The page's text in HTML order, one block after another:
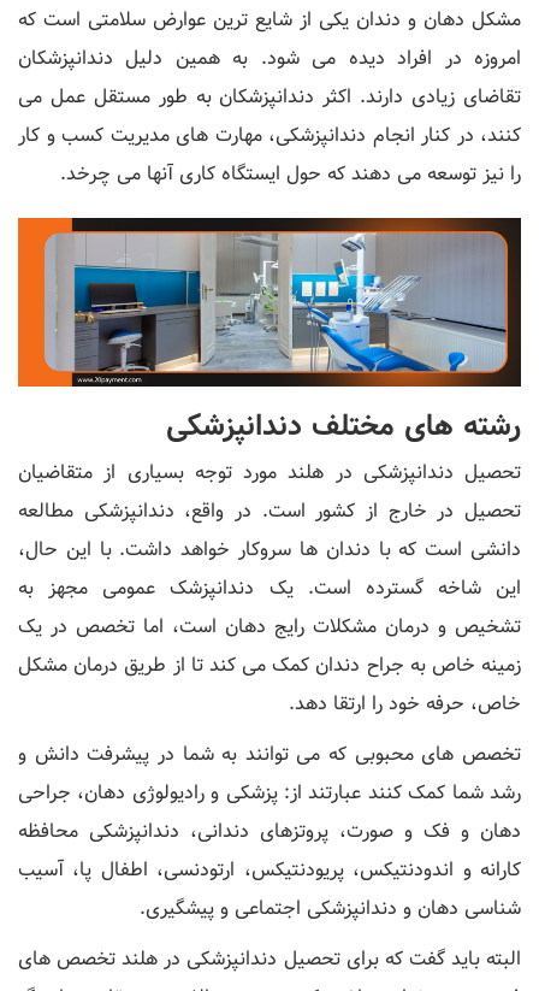
مشکل دهان و دندان یکی از شایع ترین عوارض سلامتی است که
امروزه در افراد دیده می شود. به همین دلیل دندانپزشکان
تقاضای زیادی دارند. اکثر دندانپزشکان به طور مستقل عمل می
کنند، در کنار انجام دندانپزشکی، مهارت های مدیریت کسب و کار
را نیز توسعه می دهند که حول ایستگاه کاری آنها می چرخد.
رشته های مختلف دندانپزشکی
تحصیل دندانپزشکی در هلند مورد توجه بسیاری از متقاضیان
تحصیل در خارج از کشور است. در واقع، دندانپزشکی مطالعه
دانشی است که با دندان ها سروکار خواهد داشت. با این حال،
این شاخه گسترده است. یک دندانپزشک عمومی مجهز به
تشخیص و درمان مشکلات رایج دهان است، اما تخصص در یک
زمینه خاص به جراح دندان کمک می کند تا از طریق درمان مشکل
خاص، حرفه خود را ارتقا دهد.
تخصص های محبوبی که می توانند به شما در پیشرفت دانش و
رشد شما کمک کنند عبارتند از: پزشکی و رادیولوژی دهان، جراحی
دهان و فک و صورت، پروتزهای دندانی، دندانپزشکی محافظه
کارانه و اندودنتیکس، پریودنتیکس، ارتودنسی، اطفال پا، آسیب
شناسی دهان و دندانپزشکی اجتماعی و پیشگیری.
البته باید گفت که برای تحصیل دندانپزشکی در هلند تخصص های